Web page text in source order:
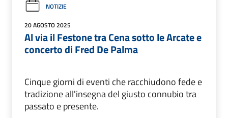
NOTIZIE
20 AGOSTO 2025
Al via il Festone tra Cena sotto le Arcate e
concerto di Fred De Palma
Cinque giorni di eventi che racchiudono fede e
tradizione all'insegna del giusto connubio tra
passato e presente.